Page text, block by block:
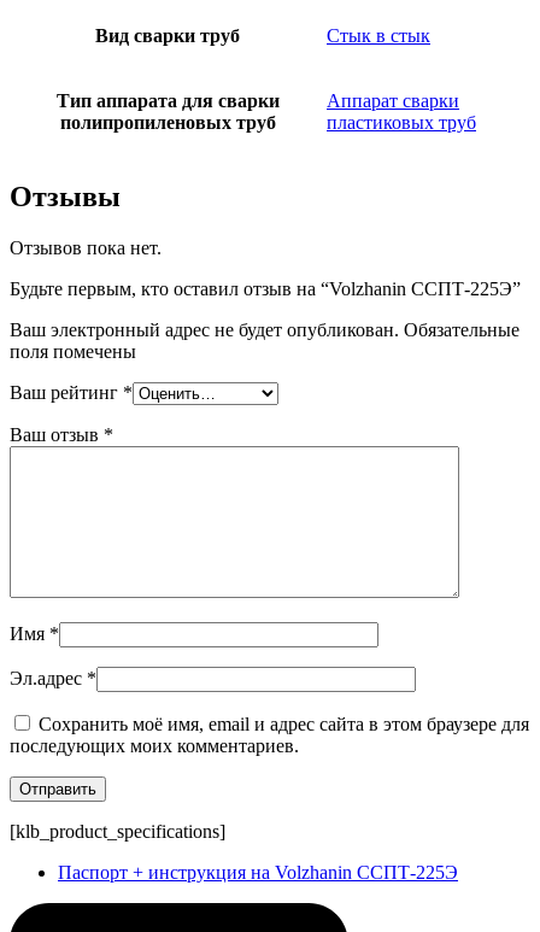
Вид сварки труб Стык в стык
Тип аппарата для сварки
полипропиленовых труб
Аппарат сварки
пластиковых труб
Отзывы
Отзывов пока нет.
Будьте первым, кто оставил отзыв на “Volzhanin ССПТ-225Э”
Ваш электронный адрес не будет опубликован. Обязательные
поля помечены
Ваш рейтинг *
Ваш отзыв *
Имя *
Эл.адрес *
Сохранить моё имя, email и адрес сайта в этом браузере для
последующих моих комментариев.
[klb_product_specifications]
Паспорт + инструкция на Volzhanin ССПТ-225Э